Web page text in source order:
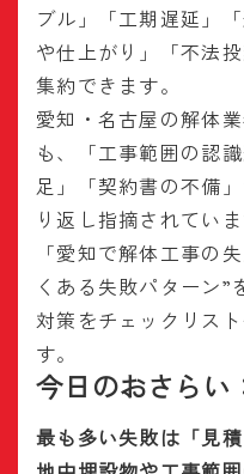
ブル」「工期遅延」
や仕上がり」「不法
集約できます。
愛知・名古屋の解体
も、「工事範囲の認
足」「契約書の不備
り返し指摘されていま
「愛知で解体工事の
くある失敗パターン”
対策をチェックリス
す。
今日のおさらい
最も多い失敗は「見